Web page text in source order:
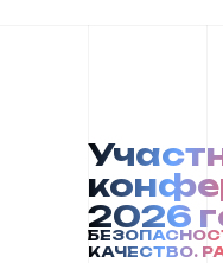
2026
КАЧЕСТВО.